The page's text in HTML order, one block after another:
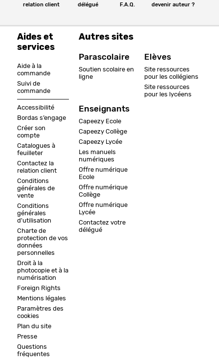
relation client
délégué
F.A.Q.
devenir auteur ?
Aides et
services
Aide à la
commande
Suivi de
commande
Accessibilité
Bordas s’engage
Créer son
compte
Catalogues à
feuilleter
Contactez la
relation client
Conditions
générales de
vente
Conditions
générales
d'utilisation
Charte de
protection de vos
données
personnelles
Droit à la
photocopie et à la
numérisation
Foreign Rights
Mentions légales
Paramètres des
cookies
Plan du site
Presse
Questions
fréquentes
Autres sites
Parascolaire
Soutien scolaire en
ligne
Enseignants
Capeezy Ecole
Capeezy Collège
Capeezy Lycée
Les manuels
numériques
Offre numérique
Ecole
Offre numérique
Collège
Offre numérique
Lycée
Contactez votre
délégué
Elèves
Site ressources
pour les collégiens
Site ressources
pour les lycéens